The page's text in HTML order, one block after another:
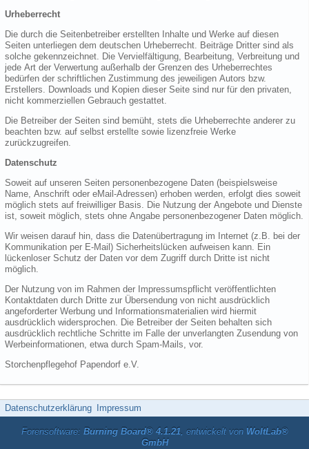
Urheberrecht
Die durch die Seitenbetreiber erstellten Inhalte und Werke auf diesen
Seiten unterliegen dem deutschen Urheberrecht. Beiträge Dritter sind als
solche gekennzeichnet. Die Vervielfältigung, Bearbeitung, Verbreitung und
jede Art der Verwertung außerhalb der Grenzen des Urheberrechtes
bedürfen der schriftlichen Zustimmung des jeweiligen Autors bzw.
Erstellers. Downloads und Kopien dieser Seite sind nur für den privaten,
nicht kommerziellen Gebrauch gestattet.
Die Betreiber der Seiten sind bemüht, stets die Urheberrechte anderer zu
beachten bzw. auf selbst erstellte sowie lizenzfreie Werke
zurückzugreifen.
Datenschutz
Soweit auf unseren Seiten personenbezogene Daten (beispielsweise
Name, Anschrift oder eMail-Adressen) erhoben werden, erfolgt dies soweit
möglich stets auf freiwilliger Basis. Die Nutzung der Angebote und Dienste
ist, soweit möglich, stets ohne Angabe personenbezogener Daten möglich.
Wir weisen darauf hin, dass die Datenübertragung im Internet (z.B. bei der
Kommunikation per E-Mail) Sicherheitslücken aufweisen kann. Ein
lückenloser Schutz der Daten vor dem Zugriff durch Dritte ist nicht
möglich.
Der Nutzung von im Rahmen der Impressumspflicht veröffentlichten
Kontaktdaten durch Dritte zur Übersendung von nicht ausdrücklich
angeforderter Werbung und Informationsmaterialien wird hiermit
ausdrücklich widersprochen. Die Betreiber der Seiten behalten sich
ausdrücklich rechtliche Schritte im Falle der unverlangten Zusendung von
Werbeinformationen, etwa durch Spam-Mails, vor.
Storchenpflegehof Papendorf e.V.
Datenschutzerklärung Impressum
Forensoftware: Burning Board® 4.1.21, entwickelt von WoltLab®
GmbH